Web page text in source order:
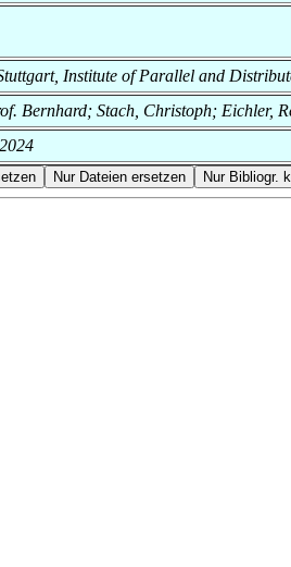
Institute of Parallel and
Bernhard; Stach, Christoph; Eichler,